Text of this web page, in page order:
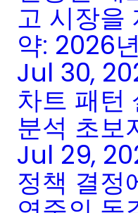
고 시장을
약: 2026
Jul 30,
차트 패턴
분석 초보
Jul 29,
정책 결정